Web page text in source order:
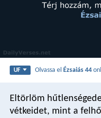
UF Olvassa elÉzsaiás 44
Eltörlöm
vétkeidet, mint a